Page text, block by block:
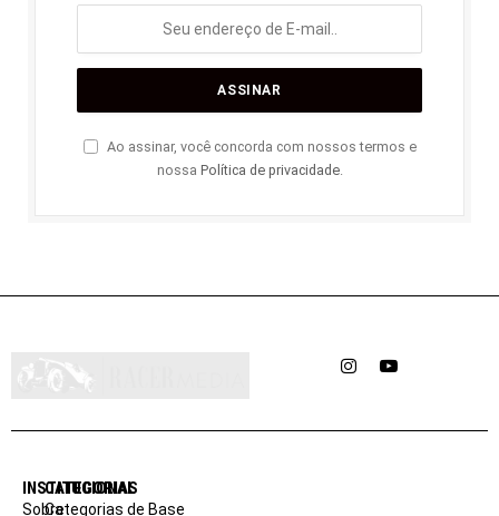
Ao assinar, você concorda com nossos termos e
nossa Política de privacidade.
InstagramYouTube
INSTITUCIONAL
Sobre
CATEGORIAS
Categorias de Base